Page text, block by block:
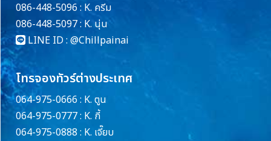
086-448-5096 : K. ครีม
086-448-5097 : K. นุ่น
LINE ID : @Chillpainai
โทรจองทัวร์ต่างประเทศ
064-975-0666 : K. ตูน
064-975-0777 : K. กี้
064-975-0888 : K. เจี๊ยบ